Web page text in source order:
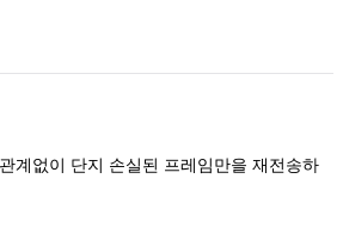
계없이 단지 손실된 프레임만을 재전송하